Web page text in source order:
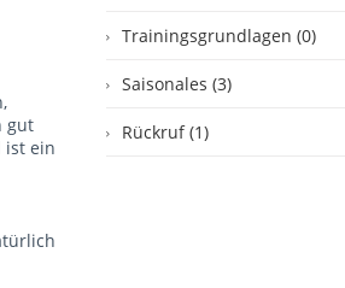
gut
ist ein
Trainingsgrundlagen (0)
Saisonales (3)
Rückruf (1)